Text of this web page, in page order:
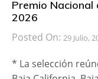
Premio Nacional
2026
Posted On: 29 Julio,
* La selección